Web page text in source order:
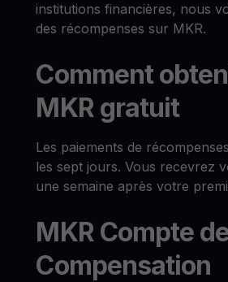
institutions financières, nous
des récompenses sur MKR.
Comment
MKR gratuit
Les paiements de
les sept jours. Vous recevrez
une semaine après votre
MKR Compte
Compensation